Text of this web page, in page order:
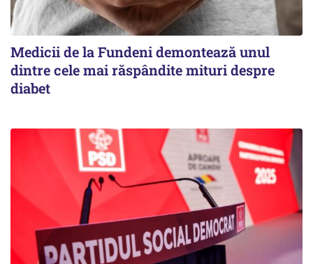
Medicii de la Fundeni demontează unul
dintre cele mai răspândite mituri despre
diabet